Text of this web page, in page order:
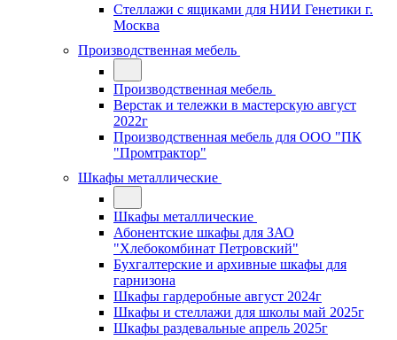
Стеллажи с ящиками для НИИ Генетики г.
Москва
Производственная мебель
Производственная мебель
Верстак и тележки в мастерскую август
2022г
Производственная мебель для ООО "ПК
"Промтрактор"
Шкафы металлические
Шкафы металлические
Абонентские шкафы для ЗАО
"Хлебокомбинат Петровский"
Бухгалтерские и архивные шкафы для
гарнизона
Шкафы гардеробные август 2024г
Шкафы и стеллажи для школы май 2025г
Шкафы раздевальные апрель 2025г